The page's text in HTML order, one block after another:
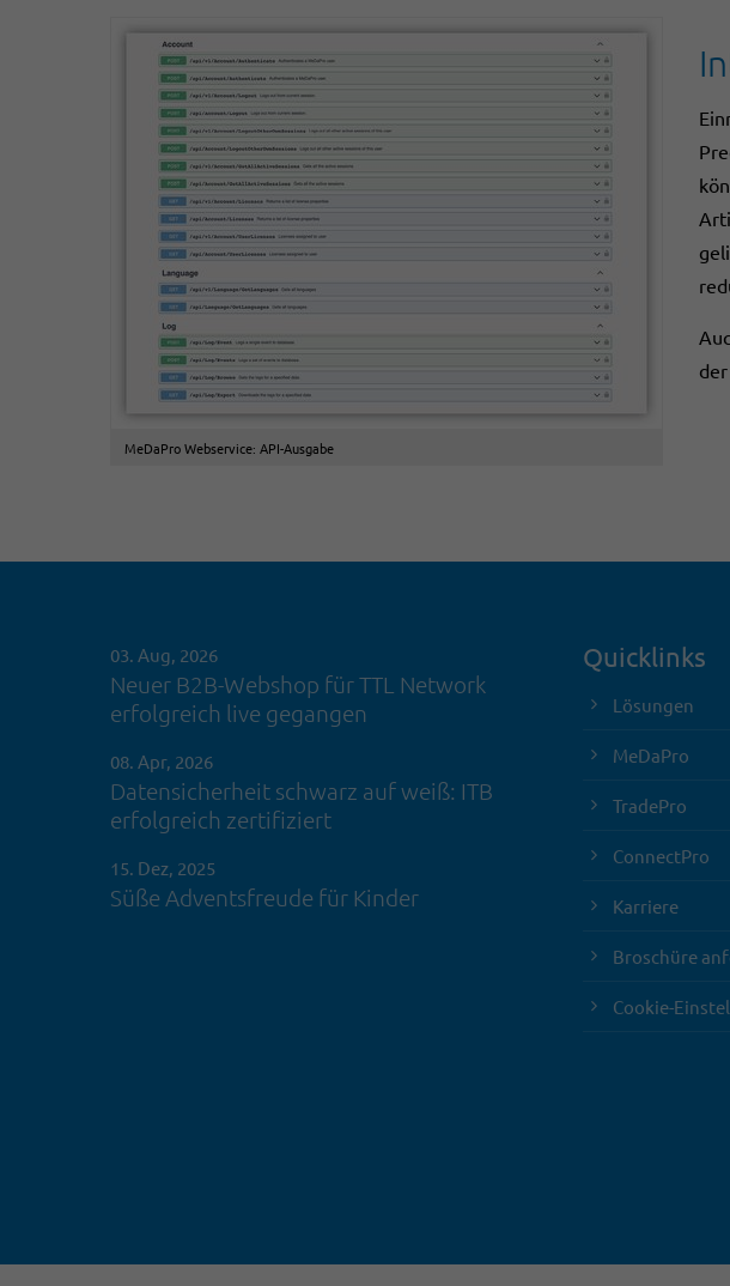
MeDaPro Webservice: API-Ausgabe
03. Aug, 2026
Neuer B2B-Webshop für TTL Network
erfolgreich live gegangen
08. Apr, 2026
Datensicherheit schwarz auf weiß: ITB
erfolgreich zertifiziert
15. Dez, 2025
Süße Adventsfreude für Kinder
Quicklinks
Lösungen
MeDaPro
TradePro
ConnectPro
Karriere
Broschüre
Cookie-